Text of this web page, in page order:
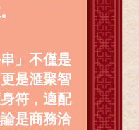
」不僅是
是滙聚智
符，適配
是商務洽